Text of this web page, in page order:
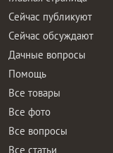
Сейчас публикуют
Сейчас обсуждают
Дачные вопросы
Помощь
Все товары
Все фото
Все вопросы
Все статьи